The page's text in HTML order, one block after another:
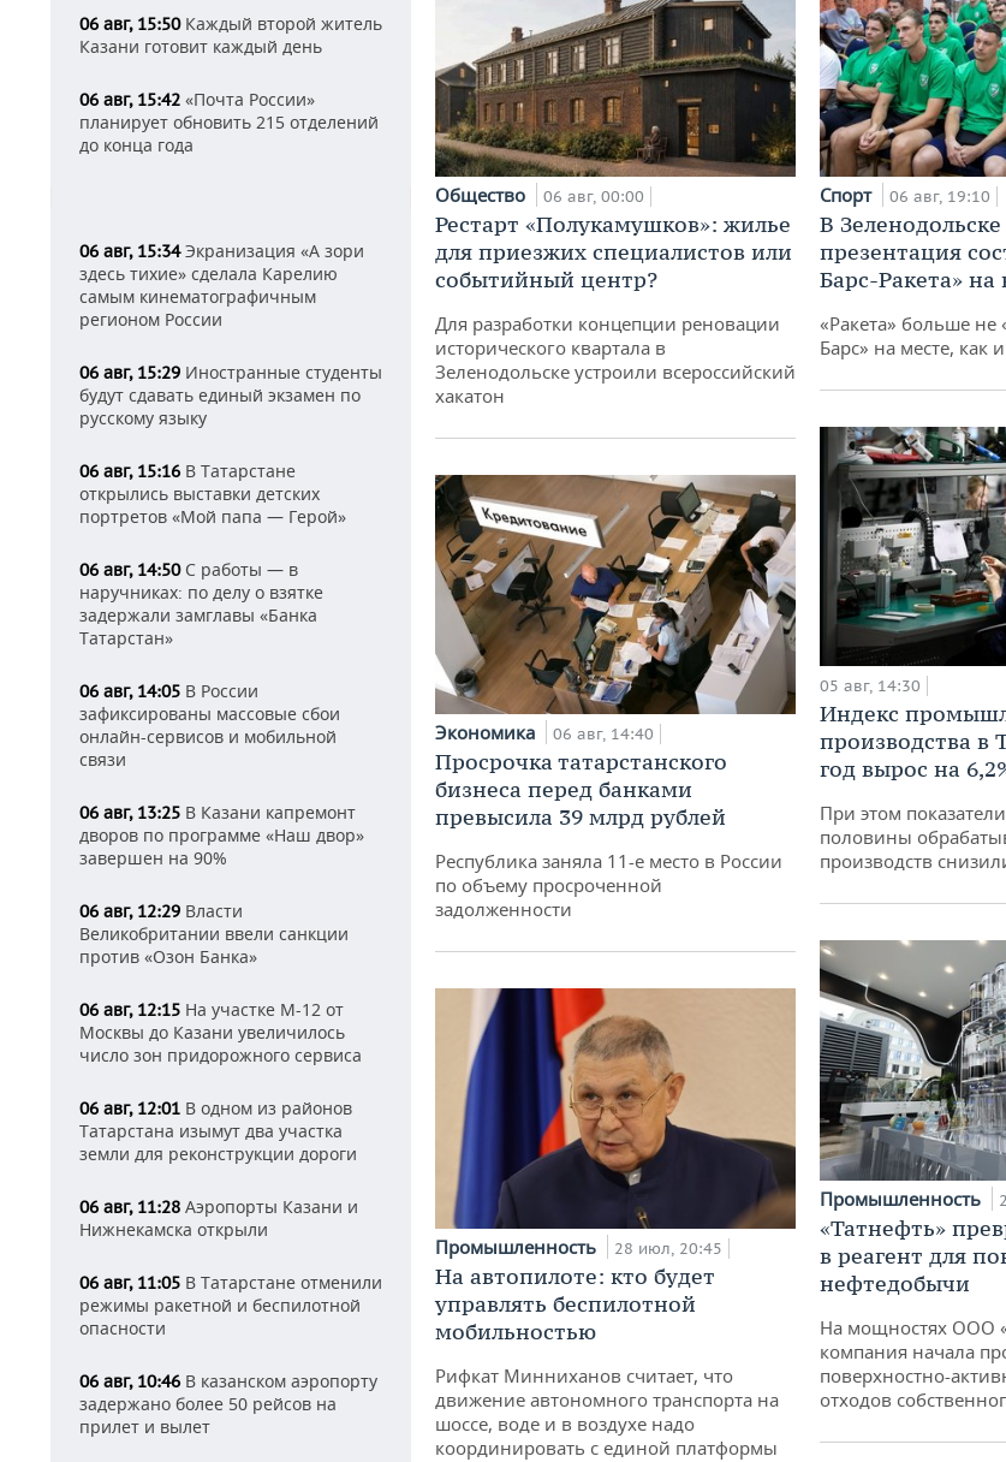
06 авг, 15:50Каждый второй житель
Казани готовит каждый день
06 авг, 15:42 «Почта России»
планирует обновить 215 отделений
до конца года
06 авг, 15:34Экранизация «А зори
здесь тихие» сделала Карелию
самым кинематографичным
регионом России
06 авг, 15:29 Иностранные студенты
будут сдавать единый экзамен по
русскому языку
06 авг, 15:16 В Татарстане
открылись выставки детских
портретов «Мой папа — Герой»
06 авг, 14:50С работы — в
наручниках: по делу о взятке
задержали замглавы «Банка
Татарстан»
06 авг, 14:05 В России
зафиксированы массовые сбои
онлайн-сервисов и мобильной
связи
06 авг, 13:25 В Казани капремонт
дворов по программе «Наш двор»
завершен на 90%
06 авг, 12:29 Власти
Великобритании ввели санкции
против «Озон Банка»
06 авг, 12:15 На участке М-12 от
Москвы до Казани увеличилось
число зон придорожного сервиса
06 авг, 12:01 В одном из районов
Татарстана изымут два участка
земли для реконструкции дороги
06 авг, 11:28 Аэропорты Казани и
Нижнекамска открыли
06 авг, 11:05 В Татарстане отменили
режимы ракетной и беспилотной
опасности
06 авг, 10:46 В казанском аэропорту
задержано более 50 рейсов на
прилет и вылет
Общество 06 авг, 00:00
Рестарт «Полукамушков»: жилье
для приезжих специалистов или
событийный центр?
Для разработки концепции реновации
исторического квартала в
Зеленодольске устроили всероссийский
хакатон
Экономика 06 авг, 14:40
Просрочка татарстанского
бизнеса перед банками
превысила 39 млрд рублей
Республика заняла 11-е место в России
по объему просроченной
задолженности
Промышленность 28 июл, 20:45
На автопилоте: кто будет
управлять беспилотной
мобильностью
Рифкат Минниханов считает, что
движение автономного транспорта на
шоссе, воде и в воздухе надо
координировать с единой платформы
Спорт 06 авг, 19:10
В
презентация
Барс-Ракета»
«Ракета» больше не
Барс» на месте, как
05 авг, 14:30
Индекс
производства в
год вырос на
При этом
половины
производств
Промышленность
«Татнефть»
в реагент для
нефтедобычи
На мощностях ООО
компания начала
поверхностно-
отходов